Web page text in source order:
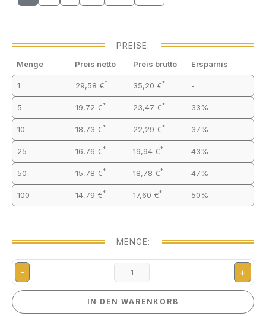
PREISE:
Menge Preis netto Preis brutto Ersparnis
1 29,58 €* 35,20 €* -
5 19,72 €* 23,47 €* 33%
10 18,73 €* 22,29 €* 37%
25 16,76 €* 19,94 €* 43%
50 15,78 €* 18,78 €* 47%
100 14,79 €* 17,60 €* 50%
MENGE:
- +
IN DEN WARENKORB
IN DEN WARENKORB